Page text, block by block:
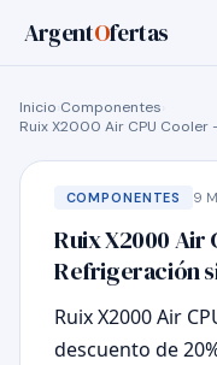
ArgentOfertas
Inicio Componentes
Ruix X2000 Air CPU
COMPONENTES 9
Ruix X2000 Air
Refrigeración
Ruix X2000 Air
descuento de